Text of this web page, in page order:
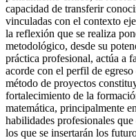
capacidad de transferir
vinculadas con el contexto
la reflexión que se realiza
metodológico, desde su
práctica profesional, actúa a
acorde con el perfil de
método de proyectos
fortalecimiento de la
matemática, principalmente
habilidades profesionales
los que se insertarán los